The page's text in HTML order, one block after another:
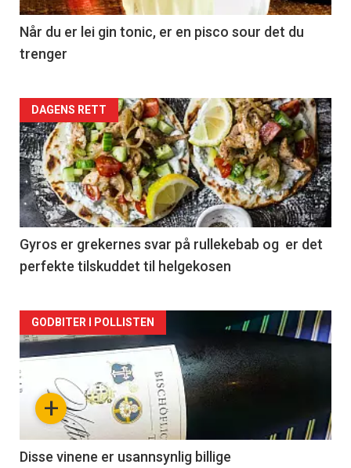
Når du er lei gin tonic, er en pisco sour det du
trenger
Forsiden
akkurat
nå
-
2
DAGENS RETT
Gyros er grekernes svar på rullekebab og er det
perfekte tilskuddet til helgekosen
Forsiden
akkurat
nå
3
+
GODBITER I POLLISTEN
Disse vinene er usannsynlig billige